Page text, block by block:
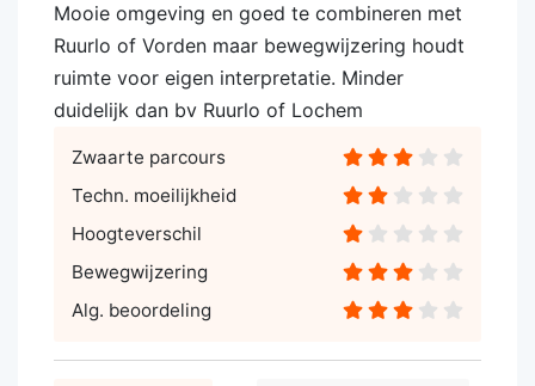
Mooie omgeving en goed te combineren met
Ruurlo of Vorden maar bewegwijzering houdt
ruimte voor eigen interpretatie. Minder
duidelijk dan bv Ruurlo of Lochem
Zwaarte parcours
Techn. moeilijkheid
Hoogteverschil
Bewegwijzering
Alg. beoordeling